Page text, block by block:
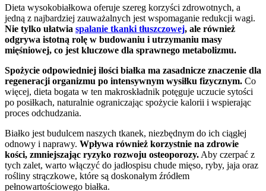
Dieta wysokobiałkowa oferuje szereg korzyści zdrowotnych, a
jedną z najbardziej zauważalnych jest wspomaganie redukcji wagi.
Nie tylko ułatwia spalanie tkanki tłuszczowej, ale również
odgrywa istotną rolę w budowaniu i utrzymaniu masy
mięśniowej, co jest kluczowe dla sprawnego metabolizmu.
Spożycie odpowiedniej ilości białka ma zasadnicze znaczenie dla
regeneracji organizmu po intensywnym wysiłku fizycznym. Co
więcej, dieta bogata w ten makroskładnik potęguje uczucie sytości
po posiłkach, naturalnie ograniczając spożycie kalorii i wspierając
proces odchudzania.
Białko jest budulcem naszych tkanek, niezbędnym do ich ciągłej
odnowy i naprawy. Wpływa również korzystnie na zdrowie
kości, zmniejszając ryzyko rozwoju osteoporozy. Aby czerpać z
tych zalet, warto włączyć do jadłospisu chude mięso, ryby, jaja oraz
rośliny strączkowe, które są doskonałym źródłem
pełnowartościowego białka.